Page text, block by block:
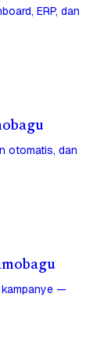
ERP, dan
otomatis, dan
—